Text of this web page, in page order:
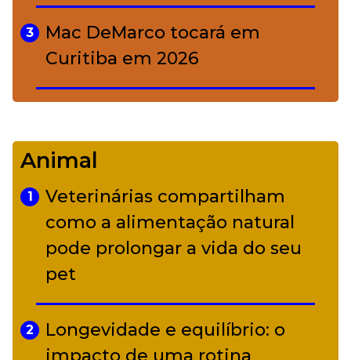
3
Mac DeMarco tocará em
Curitiba em 2026
Camerata tem repertório
diverso a partir de R$ 17
Adriana Calcanhotto retoma
alter ego infantil para show em
Curitiba
Animal
1
Veterinárias compartilham
como a alimentação natural
pode prolongar a vida do seu
pet
2
Longevidade e equilíbrio: o
impacto de uma rotina